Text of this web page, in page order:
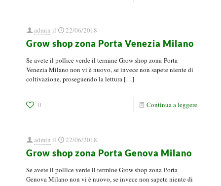
admin il 22/06/2018
Grow shop zona Porta Venezia Milano
Se avete il pollice verde il termine Grow shop zona Porta
Venezia Milano non vi è nuovo, se invece non sapete niente di
coltivazione, proseguendo la lettura […]
0 Continua a leggere
admin il 22/06/2018
Grow shop zona Porta Genova Milano
Se avete il pollice verde il termine Grow shop zona Porta
Genova Milano non vi è nuovo, se invece non sapete niente di